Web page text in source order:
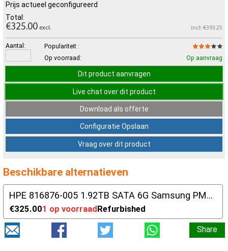
Prijs actueel geconfigureerd
Total:
€325.00 excl. incl: €393.25
Aantal:
Populariteit :
Op voorraad:
Op aanvraag
Dit product aanvragen
Live chat over dit product
Download als offerte
Configuratie Opslaan
Vraag over dit product
Beschikbare alternatieven
HPE 816876-005 1.92TB SATA 6G Samsung PM863
€325.001 op voorraadRefurbished
Share